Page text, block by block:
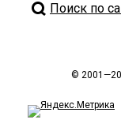
Поиск по
©